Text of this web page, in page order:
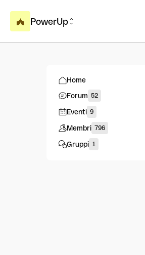
PowerUp
Home
Forum 52
Eventi 9
Membri 796
Gruppi 1